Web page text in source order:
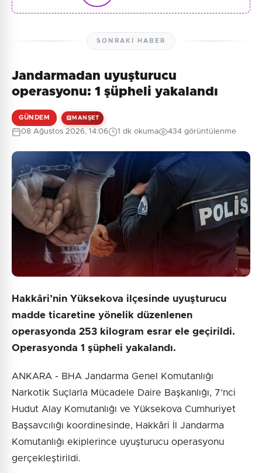
SONRAKI HABER
Jandarmadan uyuşturucu
operasyonu: 1 şüpheli yakalandı
GÜNDEM MANŞET
08 Ağustos 2026, 14:06 1 dk okuma 434 görüntülenme
Hakkâri’nin Yüksekova ilçesinde uyuşturucu
madde ticaretine yönelik düzenlenen
operasyonda 253 kilogram esrar ele geçirildi.
Operasyonda 1 şüpheli yakalandı.
ANKARA - BHA Jandarma Genel Komutanlığı
Narkotik Suçlarla Mücadele Daire Başkanlığı, 7’nci
Hudut Alay Komutanlığı ve Yüksekova Cumhuriyet
Başsavcılığı koordinesinde, Hakkâri İl Jandarma
Komutanlığı ekiplerince uyuşturucu operasyonu
gerçekleştirildi.